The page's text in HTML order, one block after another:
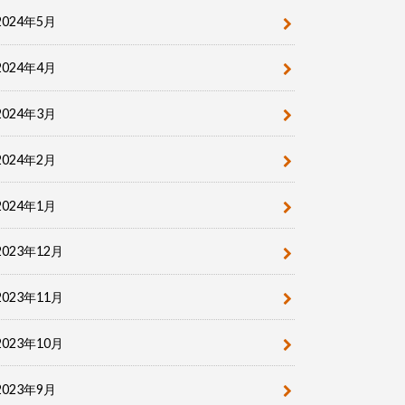
年5月
年4月
年3月
年2月
年1月
年12月
年11月
年10月
年9月